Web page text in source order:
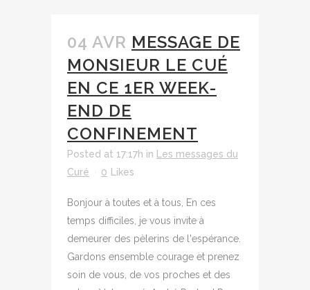
04 AVR MESSAGE DE
MONSIEUR LE CUÉ
EN CE 1ER WEEK-
END DE
CONFINEMENT
Posted at 17:17h in
Les messages du
Curé
0 Likes
Bonjour à toutes et à tous, En ces
temps difficiles, je vous invite à
demeurer des pèlerins de l'espérance.
Gardons ensemble courage et prenez
soin de vous, de vos proches et des